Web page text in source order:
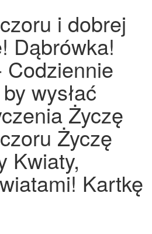
i dobrej
Dąbrówka!
Codziennie
wysłać
Życzę
Życzę
Kwiaty,
Kartkę